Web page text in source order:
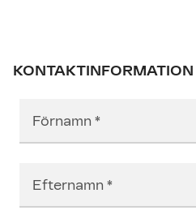
KONTAKTINFORMATION
Förnamn
Efternamn